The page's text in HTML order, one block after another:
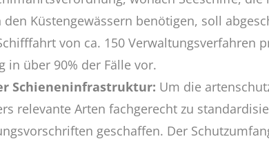
Küstengewässern benötigen, soll
von ca. 150 Verwaltungsverfahren
in über 90% der Fälle vor.
Schieneninfrastruktur: Um die
relevante Arten fachgerecht zu
geschaffen. Der